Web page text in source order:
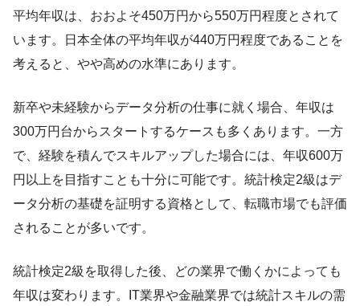
平均年収は、おおよそ450万円から550万円程度とされて
います。日本全体の平均年収が440万円程度であることを
考えると、やや高めの水準にあります。
新卒や未経験からデータ分析の仕事に就く場合、年収は
300万円台からスタートするケースも多くあります。一方
で、経験を積んでスキルアップした場合には、年収600万
円以上を目指すことも十分に可能です。統計検定2級はデ
ータ分析の基礎を証明する資格として、転職市場でも評価
されることが多いです。
統計検定2級を取得した後、どの業界で働くかによっても
年収は変わります。IT業界や金融業界では統計スキルの需